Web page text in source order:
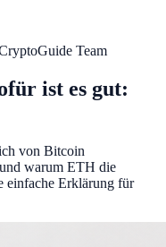
Team
ist es gut:
von Bitcoin
warum ETH die
einfache Erklärung für